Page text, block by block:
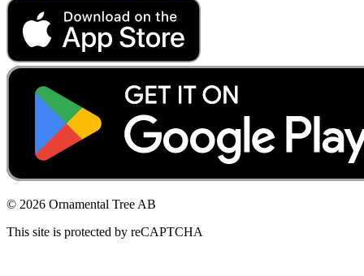
© 2026 Ornamental Tree AB
This site is protected by reCAPTCHA